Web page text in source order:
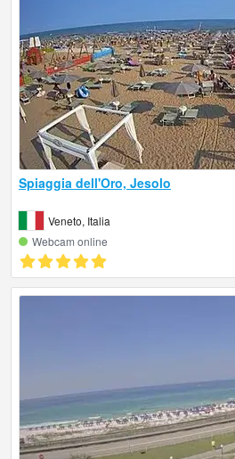
Spiaggia dell'Oro, Jesolo
Veneto, Italia
Webcam online